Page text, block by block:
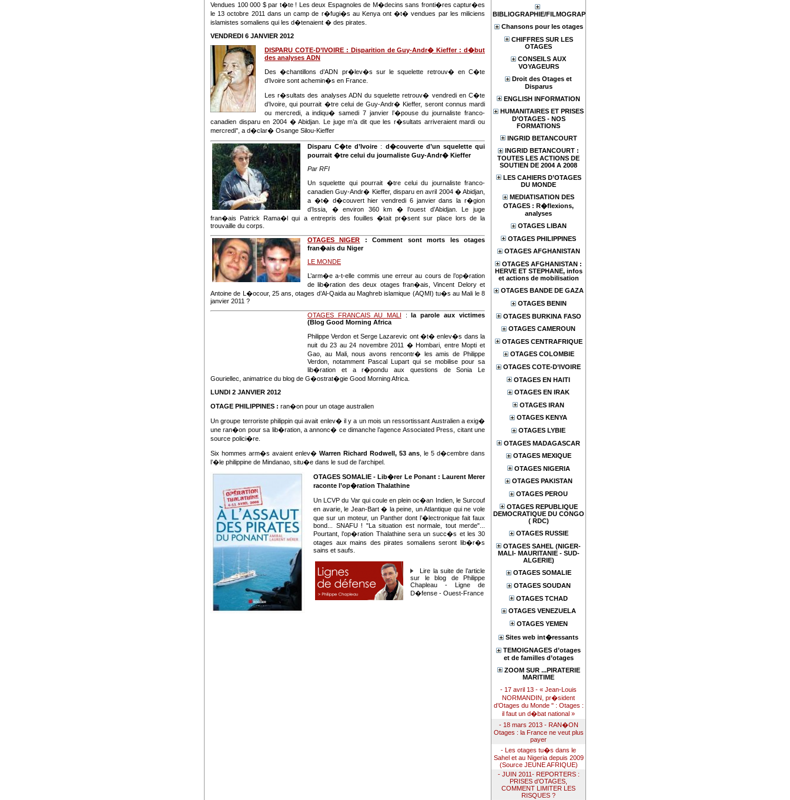
BIBLIOGRAPHIE/FILMOGRAPHIE
Chansons pour les otages
CHIFFRES SUR LES
OTAGES
CONSEILS AUX
VOYAGEURS
Droit des Otages et
Disparus
ENGLISH INFORMATION
HUMANITAIRES ET PRISES
D’OTAGES - NOS
FORMATIONS
INGRID BETANCOURT
INGRID BETANCOURT :
TOUTES LES ACTIONS DE
SOUTIEN DE 2004 A 2008
LES CAHIERS D’OTAGES
DU MONDE
MEDIATISATION DES
OTAGES : R�flexions,
analyses
OTAGES LIBAN
OTAGES PHILIPPINES
OTAGES AFGHANISTAN
OTAGES AFGHANISTAN :
HERVE ET STEPHANE, infos
et actions de mobilisation
OTAGES BANDE DE GAZA
OTAGES BENIN
OTAGES BURKINA FASO
OTAGES CAMEROUN
OTAGES CENTRAFRIQUE
OTAGES COLOMBIE
OTAGES COTE-D’IVOIRE
OTAGES EN HAITI
OTAGES EN IRAK
OTAGES IRAN
OTAGES KENYA
OTAGES LYBIE
OTAGES MADAGASCAR
OTAGES MEXIQUE
OTAGES NIGERIA
OTAGES PAKISTAN
OTAGES PEROU
OTAGES REPUBLIQUE
DEMOCRATIQUE DU CONGO
( RDC)
OTAGES RUSSIE
OTAGES SAHEL (NIGER-
MALI- MAURITANIE - SUD-
ALGERIE)
OTAGES SOMALIE
OTAGES SOUDAN
OTAGES TCHAD
OTAGES VENEZUELA
OTAGES YEMEN
Sites web int�ressants
TEMOIGNAGES d’otages
et de familles d’otages
ZOOM SUR ...PIRATERIE
MARITIME
- 17 avril 13 - « Jean-Louis
NORMANDIN, pr�sident
d’Otages du Monde " : Otages :
il faut un d�bat national »
- 18 mars 2013 - RAN�ON
Otages : la France ne veut plus
payer
- Les otages tu�s dans le
Sahel et au Nigeria depuis 2009
(Source JEUNE AFRIQUE)
- JUIN 2011- REPORTERS :
PRISES d’OTAGES,
COMMENT LIMITER LES
RISQUES ?
Vendues 100 000 $ par t�te ! Les deux Espagnoles de M�decins sans fronti�res captur�es
le 13 octobre 2011 dans un camp de r�fugi�s au Kenya ont �t� vendues par les miliciens
islamistes somaliens qui les d�tenaient � des pirates.
VENDREDI 6 JANVIER 2012
DISPARU COTE-D’IVOIRE : Disparition de Guy-Andr� Kieffer : d�but
des analyses ADN
Des �chantillons d’ADN pr�lev�s sur le squelette retrouv� en C�te
d’Ivoire sont achemin�s en France.
Les r�sultats des analyses ADN du squelette retrouv� vendredi en C�te
d’Ivoire, qui pourrait �tre celui de Guy-Andr� Kieffer, seront connus mardi
ou mercredi, a indiqu� samedi 7 janvier l’�pouse du journaliste franco-
canadien disparu en 2004 � Abidjan. Le juge m’a dit que les r�sultats arriveraient mardi ou
mercredi", a d�clar� Osange Silou-Kieffer
Disparu C�te d’Ivoire : d�couverte d’un squelette qui
pourrait �tre celui du journaliste Guy-Andr� Kieffer
Par RFI
Un squelette qui pourrait �tre celui du journaliste franco-
canadien Guy-Andr� Kieffer, disparu en avril 2004 � Abidjan,
a �t� d�couvert hier vendredi 6 janvier dans la r�gion
d’Issia, � environ 360 km � l’ouest d’Abidjan. Le juge
fran�ais Patrick Rama�l qui a entrepris des fouilles �tait pr�sent sur place lors de la
trouvaille du corps.
OTAGES NIGER : Comment sont morts les otages
fran�ais du Niger
LE MONDE
L’arm�e a-t-elle commis une erreur au cours de l’op�ration
de lib�ration des deux otages fran�ais, Vincent Delory et
Antoine de L�ocour, 25 ans, otages d’Al-Qaida au Maghreb islamique (AQMI) tu�s au Mali le 8
janvier 2011 ?
OTAGES FRANCAIS AU MALI :la parole aux victimes
(Blog Good Morning Africa
Philippe Verdon et Serge Lazarevic ont �t� enlev�s dans la
nuit du 23 au 24 novembre 2011 � Hombari, entre Mopti et
Gao, au Mali, nous avons rencontr� les amis de Philippe
Verdon, notamment Pascal Lupart qui se mobilise pour sa
lib�ration et a r�pondu aux questions de Sonia Le
Gouriellec, animatrice du blog de G�ostrat�gie Good Morning Africa.
LUNDI 2 JANVIER 2012
OTAGE PHILIPPINES : ran�on pour un otage australien
Un groupe terroriste philippin qui avait enlev� il y a un mois un ressortissant Australien a exig�
une ran�on pour sa lib�ration, a annonc� ce dimanche l’agence Associated Press, citant une
source polici�re.
Six hommes arm�s avaient enlev� Warren Richard Rodwell, 53 ans , le 5 d�cembre dans
l’�le philippine de Mindanao, situ�e dans le sud de l’archipel.
OTAGES SOMALIE - Lib�rer Le Ponant : Laurent Merer
raconte l’op�ration Thalathine
Un LCVP du Var qui coule en plein oc�an Indien, le Surcouf
en avarie, le Jean-Bart � la peine, un Atlantique qui ne vole
que sur un moteur, un Panther dont l’�lectronique fait faux
bond... SNAFU ! "La situation est normale, tout merde"...
Pourtant, l’op�ration Thalathine sera un succ�s et les 30
otages aux mains des pirates somaliens seront lib�r�s
sains et saufs.
Lire la suite de l’article
sur le blog de Philippe
Chapleau - Ligne de
D�fense - Ouest-France